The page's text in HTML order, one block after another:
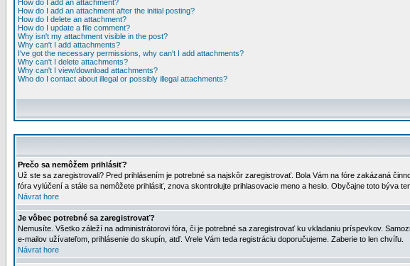
How do I add an attachment?
How do I add an attachment after the initial posting?
How do I delete an attachment?
How do I update a file comment?
Why isn't my attachment visible in the post?
Why can't I add attachments?
I've got the necessary permissions, why can't I add attachments?
Why can't I delete attachments?
Why can't I view/download attachments?
Who do I contact about illegal or possibly illegal attachments?
Prečo sa nemôžem prihlásiť?
Už ste sa zaregistrovali? Pred prihlásením je potrebné sa najskôr zaregistrovať. Bola Vám na fóre zakázaná
fóra vylúčení a stále sa nemôžete prihlásiť, znova skontrolujte prihlasovacie meno a heslo. Obyčajne toto býva
Návrat hore
Je vôbec potrebné sa zaregistrovať?
Nemusíte. Všetko záleží na administrátorovi fóra, či je potrebné sa zaregistrovať ku vkladaniu príspevkov.
e-mailov užívateľom, prihlásenie do skupín, atď. Vrele Vám teda registráciu doporučujeme. Zaberie to len chvíľu.
Návrat hore